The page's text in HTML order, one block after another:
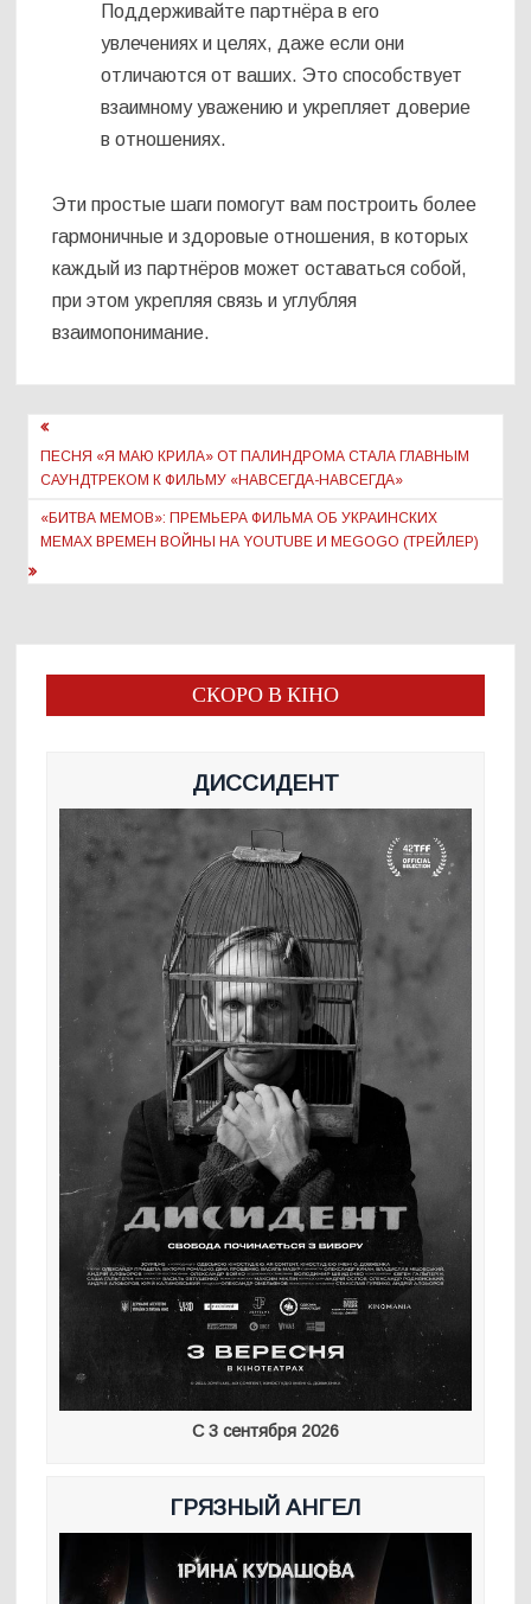
Поддерживайте партнёра в его
увлечениях и целях, даже если они
отличаются от ваших. Это способствует
взаимному уважению и укрепляет доверие
в отношениях.
Эти простые шаги помогут вам построить более
гармоничные и здоровые отношения, в которых
каждый из партнёров может оставаться собой,
при этом укрепляя связь и углубляя
взаимопонимание.
Навигация
по
записям
ПЕСНЯ «Я МАЮ КРИЛА» ОТ ПАЛИНДРОМА СТАЛА ГЛАВНЫМ
САУНДТРЕКОМ К ФИЛЬМУ «НАВСЕГДА-НАВСЕГДА»
«БИТВА МЕМОВ»: ПРЕМЬЕРА ФИЛЬМА ОБ УКРАИНСКИХ
МЕМАХ ВРЕМЕН ВОЙНЫ НА YOUTUBE И MEGOGO (ТРЕЙЛЕР)
СКОРО В КІНО
ДИССИДЕНТ
С 3 сентября 2026
ГРЯЗНЫЙ АНГЕЛ